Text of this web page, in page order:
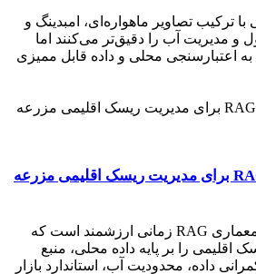
با ترکیب تصاویر ماهواره‌ای، امبدینگ و
و مدیریت آب را دقیق‌تر می‌کنند اما
اعتبارسنجی محلی و داده قابل ممیزی
عامل مولد کشاورزی با معماری RAG زمانی ارزشمند است که
را بر پایه داده محلی، منبع
داده، محدودیت آب، استاندارد بازار